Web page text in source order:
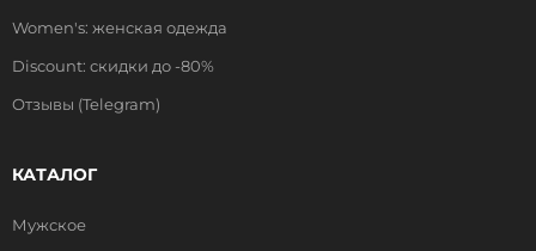
Women's: женская одежда
Discount: скидки до -80%
Отзывы (Telegram)
КАТАЛОГ
Мужское